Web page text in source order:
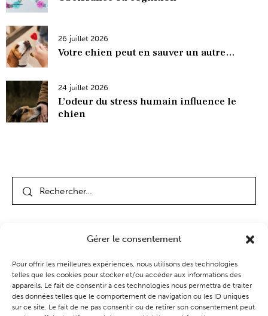
Gérer le consentement
Pour offrir les meilleures expériences, nous utilisons des technologies
telles que les cookies pour stocker et/ou accéder aux informations des
appareils. Le fait de consentir à ces technologies nous permettra de traiter
des données telles que le comportement de navigation ou les ID uniques
sur ce site. Le fait de ne pas consentir ou de retirer son consentement peut
26 juillet 2026
Votre chien peut en sauver un autre…
24 juillet 2026
L’odeur du stress humain influence le
chien
Coaching Événements Blog Boutique